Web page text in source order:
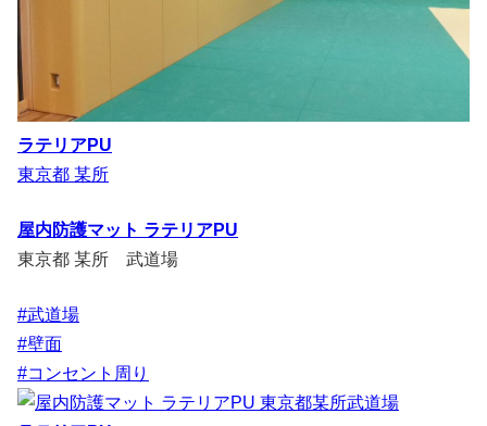
ラテリアPU
東京都 某所
屋内防護マット ラテリアPU
東京都 某所 武道場
#武道場
#壁面
#コンセント周り